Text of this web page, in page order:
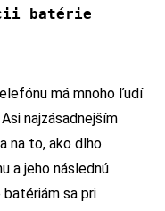
batérie
má mnoho ľudí
najzásadnejším
na to, ako dlho
a jeho následnú
sa pri